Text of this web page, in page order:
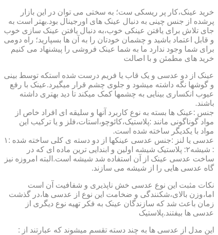
خرید عینک،کار پر ریسکی ست؛ به سختی می توان در این بازار
پرشده از جنس چینی به دنبال عینک های اورجینال بود.بهتر است به
جای تلاش برای یافتن عینکی خوب،به دنبال یافتن عینک سازی خوب
و قابل اعتماد باشید و چشمان خودتان را به آن ها بسپارید؛ راه دومی
برای شما وجود ندارد ما به شما عینک فروشی را پیشنهاد می کنیم
خرید های مطمئن و با اصالت
عینک از دو عدسی و یک قاب یا فریم درست شده استکه توسط بینی
و گوشها نگه داشته میشود و جلوی چشم قرار میگیرد.عینک با رفع
عیوب انکساری بینایی به چشمها کمک میکند تا دید بهتری داشته
باشند.
جنس :عینک ها بسته به نوع کاربرد آنها و سلیقه ای افراد خاص از
مواد گوناگونی مانند :پلاستیک،کائوچو،استات،فلز و یا ترکیب این
مواد با یکدیگر ساخته شده است.
عدسی یا لنز :جنس عدسی عینکها از دو دسته ی کلی ساخته شده :۱
: شیشه۲: پلاستیک شیشه اولین و ابندایی ترین ماده ای که در
ساخت عدسی عینک از آن استفاده شد شیشه است.البته امروزه نیز
گاه عدسی هایی را از شیشه می سازند.
نکات مثبت این نوع عدسی خش ناپذیری و شفافیت آن است
اما،وزن بالای،شکنندگی و ضخامت این نوع از عدسی ها،در گذشت
زمان باعث شد که سازندگان عینک به فکر تهیه نوع دیگری از
عدسی ها بیفتند.پلاستیک
این مدل از عدسی ها به چند دسته تقسم میشوند که عبارتند از :